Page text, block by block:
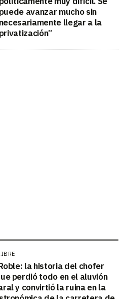
puede avanzar mucho sin
necesariamente llegar a la
privatización”
la historia del chofer
perdió todo en el aluvión
y convirtió la ruina en la